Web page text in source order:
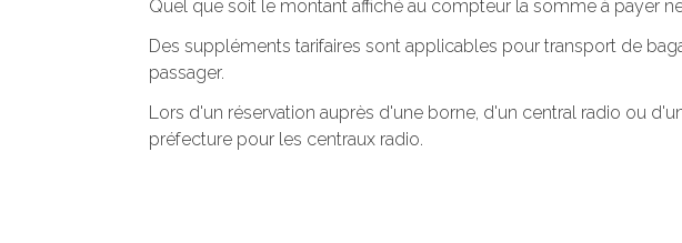
Quel que soit le montant affiché au compteur la somme à payer
Des suppléments tarifaires sont applicables pour transport de
passager.
Lors d'un réservation auprès d'une borne, d'un central radio ou
préfecture pour les centraux radio.